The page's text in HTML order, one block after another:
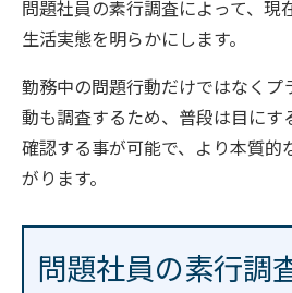
問題社員の素行調査によって、現
生活実態を明らかにします。
勤務中の問題行動だけではなくプ
動も調査するため、普段は目にす
確認する事が可能で、より本質的
がります。
問題社員の素行調